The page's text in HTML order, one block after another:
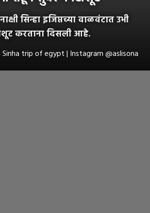
सिन्हा इजिप्तच्या वाळवंटात उभी
करताना दिसली आहे.
Sinha trip of egypt | Instagram @aslisona